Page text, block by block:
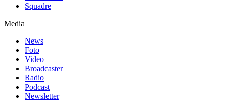
Squadre
Media
News
Foto
Video
Broadcaster
Radio
Podcast
Newsletter